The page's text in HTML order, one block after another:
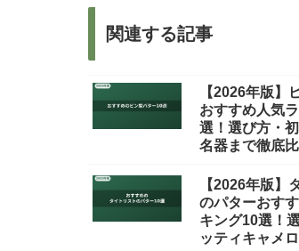
関連する記事
【2026年版】
おすすめ人気
選！選び方・
名器まで徹底
【2026年版】
のパターおす
キング10選！
ッティキャメ